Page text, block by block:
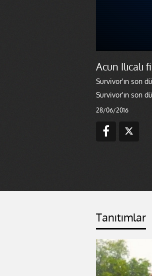
Acun Ilıcalı
Survivor'ın son
Survivor'ın son
28/06/2016
Tanıtımlar